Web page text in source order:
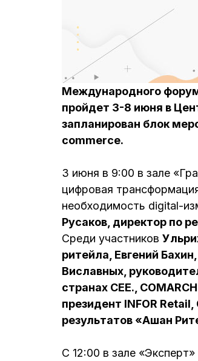
Международного
пройдет 3-8 июня в
запланирован блок
commerce.
3 июня в 9:00 в зале
цифровая
необходимость digital-
Русаков, директор по
Среди участников
ритейла, Евгений
Виславных,
странах CEE.,
президент INFOR
результатов «Ашан
С 12:00 в зале